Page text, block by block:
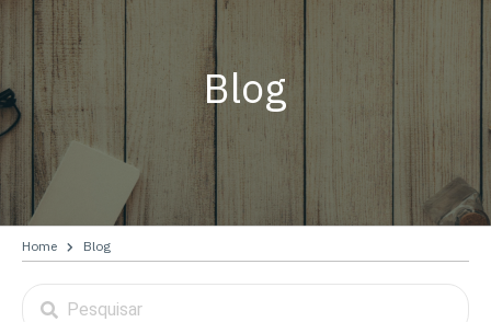
Blog
Home Blog